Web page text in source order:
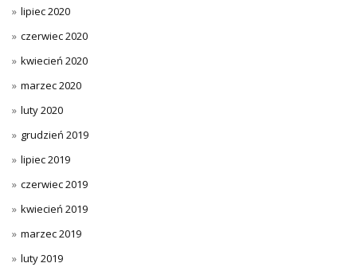
lipiec 2020
czerwiec 2020
kwiecień 2020
marzec 2020
luty 2020
grudzień 2019
lipiec 2019
czerwiec 2019
kwiecień 2019
marzec 2019
luty 2019